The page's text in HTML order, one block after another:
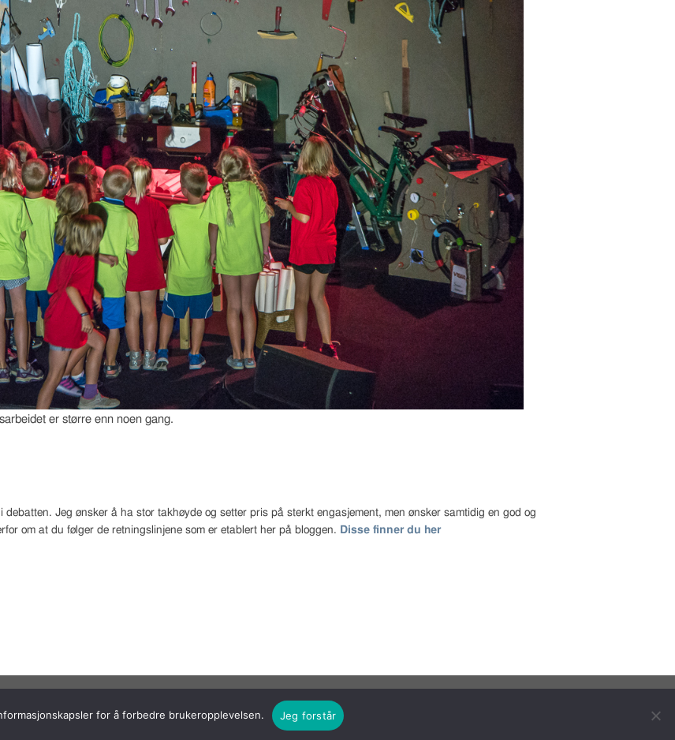
er større enn noen gang.
debatten. Jeg ønsker å ha stor takhøyde og setter pris på sterkt engasjement, men ønsker samtidig en god og
om at du følger de retningslinjene som er etablert her på bloggen. Disse finner du her
for å forbedre brukeropplevelsen. Jeg forstår